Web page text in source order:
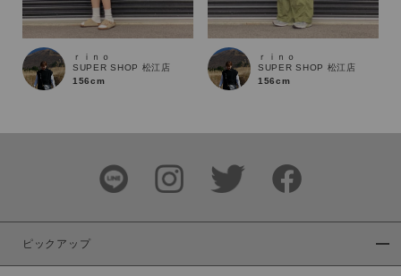
在庫あり 在庫なし含む
ｒｉｎｏ
SUPER SHOP 松江店
156cm
ｒｉｎｏ
SUPER SHOP 松江店
156cm
ピックアップ